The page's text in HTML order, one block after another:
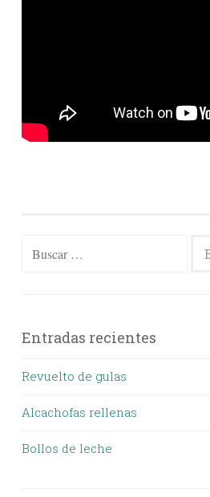
Buscar:
Entradas recientes
Revuelto de gulas
Alcachofas rellenas
Bollos de leche